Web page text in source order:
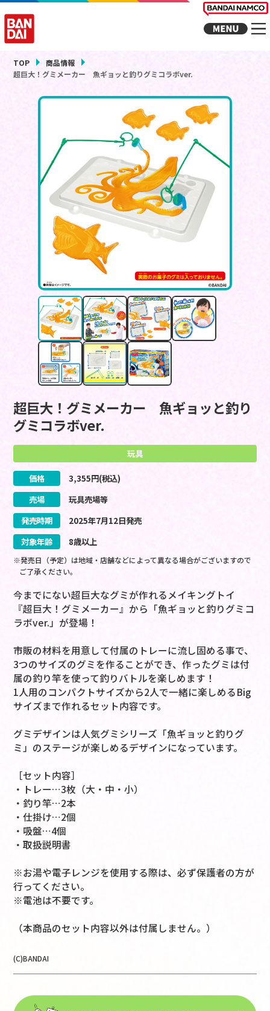
TOP
商品情報
超巨大！グミメーカー 魚ギョッと釣りグミコラボver.
超巨大！グミメーカー 魚ギョッと釣り
グミコラボver.
玩具
価格 3,355円(税込)
売場
玩具売場等
発売時期
2025年7月12日発売
対象年齢
8歳以上
※発売日（予定）は地域・店舗などによって異なる場合がございますので
ご了承ください。
今までにない超巨大なグミが作れるメイキングトイ
『超巨大！グミメーカー』から「魚ギョッと釣りグミコ
ラボver.」が登場！
市販の材料を用意して付属のトレーに流し固める事で、
3つのサイズのグミを作ることができ、作ったグミは付
属の釣り竿を使って釣りバトルを楽しめます！
1人用のコンパクトサイズから2人で一緒に楽しめるBig
サイズまで作れるセット内容です。
グミデザインは人気グミシリーズ「魚ギョッと釣りグ
ミ」のステージが楽しめるデザインになっています。
［セット内容］
・トレー…3枚（大・中・小）
・釣り竿…2本
・仕掛け…2個
・吸盤…4個
・取扱説明書
※お湯や電子レンジを使用する際は、必ず保護者の方が
行ってください。
※電池は不要です。
（本商品のセット内容以外は付属しません。）
(C)BANDAI